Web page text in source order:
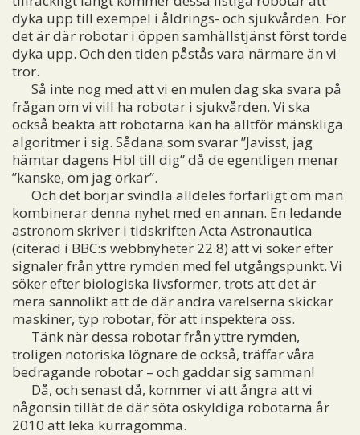
dyka upp till exempel i åldrings- och sjukvården. För
det är där robotar i öppen samhällstjänst först torde
dyka upp. Och den tiden påstås vara närmare än vi
tror.
Så inte nog med att vi en mulen dag ska svara på
frågan om vi vill ha robotar i sjukvården. Vi ska
också beakta att robotarna kan ha alltför mänskliga
algoritmer i sig. Sådana som svarar ”Javisst, jag
hämtar dagens Hbl till dig” då de egentligen menar
”kanske, om jag orkar”.
Och det börjar svindla alldeles förfärligt om man
kombinerar denna nyhet med en annan. En ledande
astronom skriver i tidskriften Acta Astronautica
(citerad i BBC:s webbnyheter 22.8) att vi söker efter
signaler från yttre rymden med fel utgångspunkt. Vi
söker efter biologiska livsformer, trots att det är
mera sannolikt att de där andra varelserna skickar
maskiner, typ robotar, för att inspektera oss.
Tänk när dessa robotar från yttre rymden,
troligen notoriska lögnare de också, träffar våra
bedragande robotar – och gaddar sig samman!
Då, och senast då, kommer vi att ångra att vi
någonsin tillät de där söta oskyldiga robotarna år
2010 att leka kurragömma.